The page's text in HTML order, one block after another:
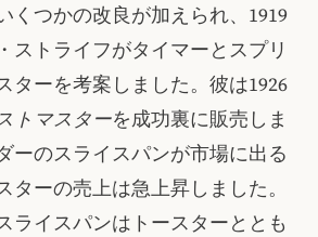
くつかの改良が加えられ、1919
ストライフがタイマーとスプリ
ターを考案しました。彼は1926
トマスターを成功裏に販売しま
ーのスライスパンが市場に出る
ターの売上は急上昇しました。
ライスパンはトースターととも